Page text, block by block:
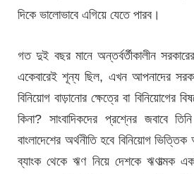
দিকে ভালোভাবে এগিয়ে যেতে পারব।
গত দুই বছর মানে অন্তর্বর্তীকালীন
একেবারেই শূন্য ছিল, এখন আপনাদের
বিনিয়োগ বাড়ানোর ক্ষেত্রে বা বিনিয়োগের
কিনা? সাংবাদিকদের প্রশ্নের জবাবে
বাংলাদেশের অর্থনীতি হবে বিনিয়োগ
ব্যাংক থেকে ঋণ নিয়ে দেশকে ঋণাত্মক